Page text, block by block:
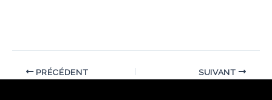
PRÉCÉDENT SUIVANT